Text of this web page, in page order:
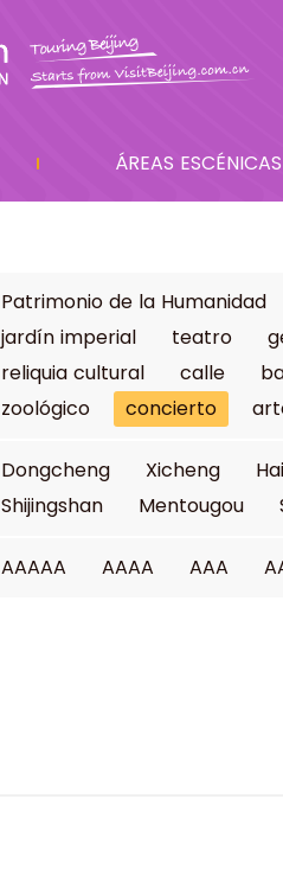
ÁREAS ESCÉNICAS
Patrimonio de la Humanidad
jardín imperial
teatro
reliquia cultural
calle
zoológico
concierto
Dongcheng Xicheng
Shijingshan
Mentougou
AAAAA AAAA AAA